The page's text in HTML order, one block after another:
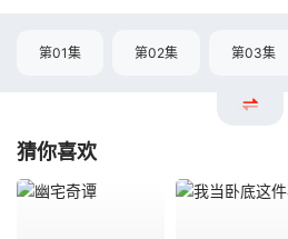
第01集 第02集 第03集
猜你喜欢